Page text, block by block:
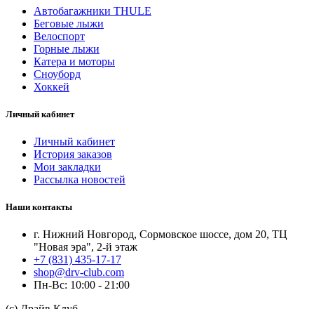
Автобагажники THULE
Беговые лыжи
Велоспорт
Горные лыжи
Катера и моторы
Сноуборд
Хоккей
Личный кабинет
Личный кабинет
История заказов
Мои закладки
Рассылка новостей
Наши контакты
г. Нижний Новгород, Сормовское шоссе, дом 20, ТЦ
"Новая эра", 2-й этаж
+7 (831) 435-17-17
shop@drv-club.com
Пн-Вс: 10:00 - 21:00